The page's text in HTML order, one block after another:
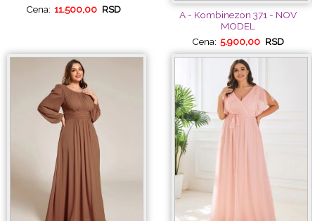
Cena: 11.500,00 RSD
A - Kombinezon 371 - NOV
MODEL
Cena: 5.900,00 RSD